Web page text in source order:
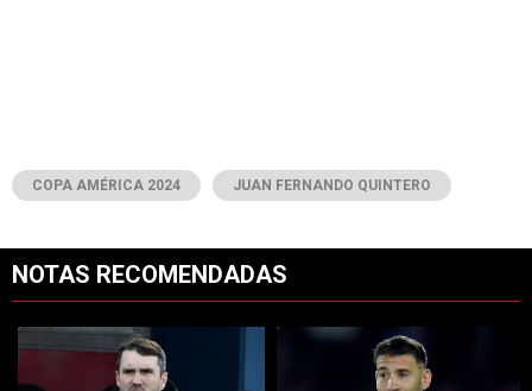
COPA AMÉRICA 2024 JUAN FERNANDO QUINTERO
NOTAS RECOMENDADAS
Un artículo de tendencia con el título "Coudet tras la derrota ante
Un artículo de tendencia con el